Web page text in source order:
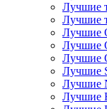
Лучшие
Лучшие
Лучшие
Лучшие
Лучшие
Лучшие
Лучшие
Лучшие